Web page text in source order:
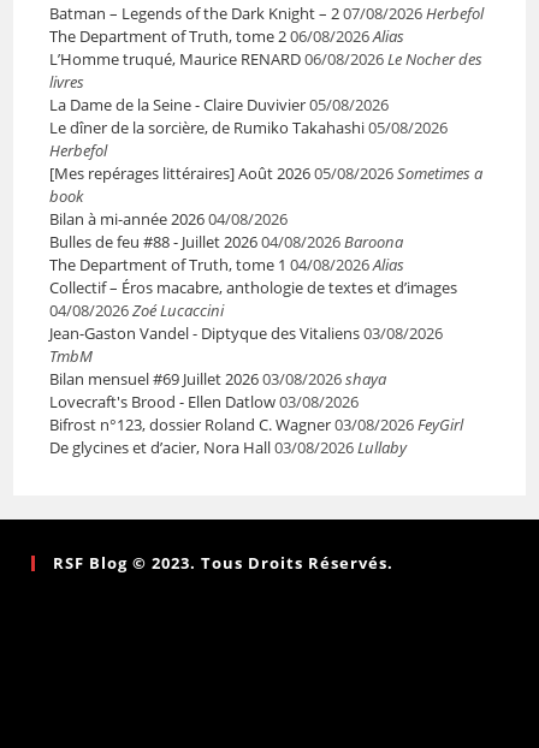
Batman – Legends of the Dark Knight – 207/08/2026Herbefol
The Department of Truth, tome 206/08/2026Alias
L’Homme truqué, Maurice RENARD06/08/2026Le Nocher des
livres
La Dame de la Seine - Claire Duvivier05/08/2026
Le dîner de la sorcière, de Rumiko Takahashi05/08/2026
Herbefol
[Mes repérages littéraires] Août 202605/08/2026Sometimes a
book
Bilan à mi-année 202604/08/2026
Bulles de feu #88 - Juillet 202604/08/2026Baroona
The Department of Truth, tome 1 04/08/2026Alias
Collectif – Éros macabre, anthologie de textes et d’images
04/08/2026Zoé Lucaccini
Jean-Gaston Vandel - Diptyque des Vitaliens03/08/2026
TmbM
Bilan mensuel #69 Juillet 202603/08/2026shaya
Lovecraft's Brood - Ellen Datlow03/08/2026
Bifrost n°123, dossier Roland C. Wagner03/08/2026FeyGirl
De glycines et d’acier, Nora Hall03/08/2026Lullaby
RSF Blog © 2023. Tous Droits Réservés.